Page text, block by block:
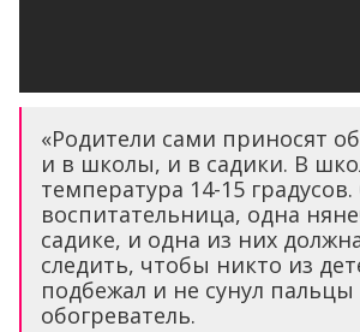
«Родители сами приносят
и в школы, и в садики. В
температура 14-15
воспитательница, одна
садике, и одна из них
следить, чтобы никто из
подбежал и не сунул пальцы
обогреватель.